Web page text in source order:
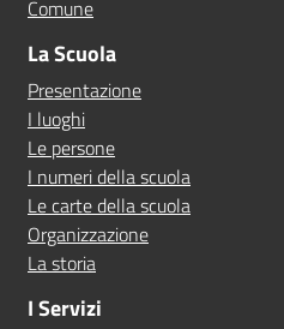
Comune
La Scuola
Presentazione
I luoghi
Le persone
I numeri della scuola
Le carte della scuola
Organizzazione
La storia
I Servizi